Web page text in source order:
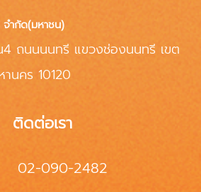
จำกัด(มหาชน)
ถนนนนทรี แขวงช่องนนทรี เขต
นคร 10120
ติดต่อเรา
02-090-2482